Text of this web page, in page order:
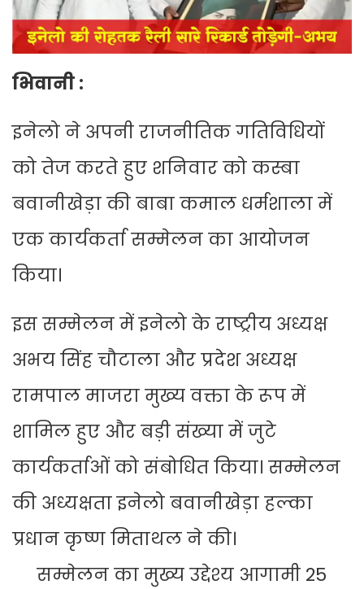
भिवानी :
इनेलो ने अपनी राजनीतिक गतिविधियों
को तेज करते हुए शनिवार को कस्बा
बवानीखेड़ा की बाबा कमाल धर्मशाला में
एक कार्यकर्ता सम्मेलन का आयोजन
किया।
इस सम्मेलन में इनेलो के राष्ट्रीय अध्यक्ष
अभय सिंह चौटाला और प्रदेश अध्यक्ष
रामपाल माजरा मुख्य वक्ता के रूप में
शामिल हुए और बड़ी संख्या में जुटे
कार्यकर्ताओं को संबोधित किया। सम्मेलन
की अध्यक्षता इनेलो बवानीखेड़ा हल्का
प्रधान कृष्ण मिताथल ने की।
सम्मेलन का मुख्य उद्देश्य आगामी 25